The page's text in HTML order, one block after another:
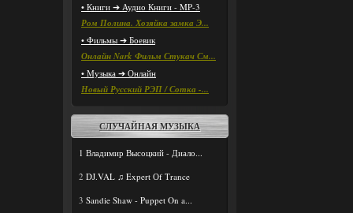
• Книги ➔ Аудио Книги - MP-3
Ром Полина. Хозяйка замка Э...
• Фильмы ➔ Боевик
Онлайн Nark Фильм Стукач См...
• Музыка ➔ Онлайн
Новый Русский РЭП / Сотка -...
СЛУЧАЙНАЯ МУЗЫКА
1 Владимир Высоцкий - Диало...
2 DJ.VAL ♫ Expert Оf Тrance
3 Sandie Shaw - Puppet On a...